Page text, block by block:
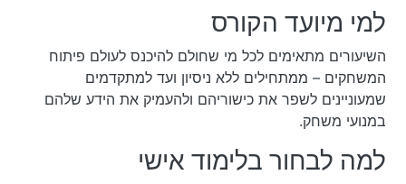
למי מיועד הקורס
השיעורים מתאימים לכל מי שחולם להיכנס לעולם פיתוח
המשחקים – ממתחילים ללא ניסיון ועד למתקדמים
שמעוניינים לשפר את כישוריהם ולהעמיק את הידע שלהם
במנועי משחק.
למה לבחור בלימוד אישי